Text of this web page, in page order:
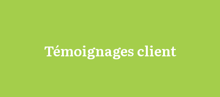
Témoignages client